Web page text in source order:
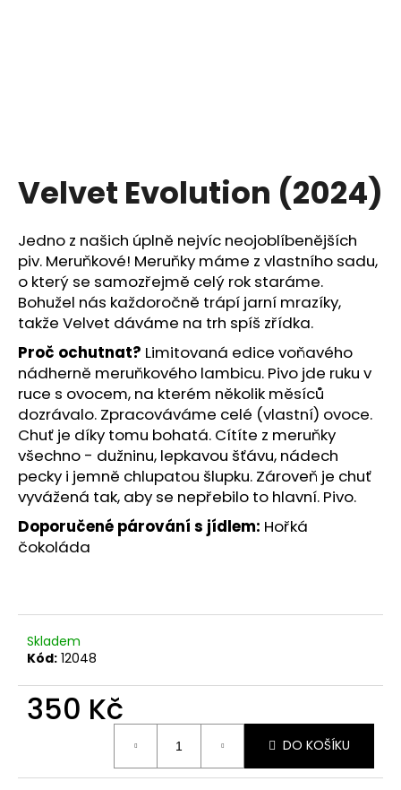
Velvet Evolution (2024)
Jedno z našich úplně nejvíc neojoblíbenějších
piv. Meruňkové! Meruňky máme z vlastního sadu,
o který se samozřejmě celý rok staráme.
Bohužel nás každoročně trápí jarní mrazíky,
takže Velvet dáváme na trh spíš zřídka.
Proč ochutnat? Limitovaná edice voňavého
nádherně meruňkového lambicu. Pivo jde ruku v
ruce s ovocem, na kterém několik měsíců
dozrávalo. Zpracováváme celé (vlastní) ovoce.
Chuť je díky tomu bohatá. Cítíte z meruňky
všechno - dužninu, lepkavou šťávu, nádech
pecky i jemně chlupatou šlupku. Zároveň je chuť
vyvážená tak, aby se nepřebilo to hlavní. Pivo.
Doporučené párování s jídlem: Hořká
čokoláda
Skladem
Kód: 12048
350 Kč
DO KOŠÍKU
HLEDAT
D
o
p
o
r
u
č
u
j
e
m
e